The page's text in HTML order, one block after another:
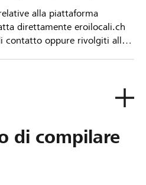
alla piattaforma
direttamente eroilocali.ch
contatto oppure rivolgiti alla
di compilare